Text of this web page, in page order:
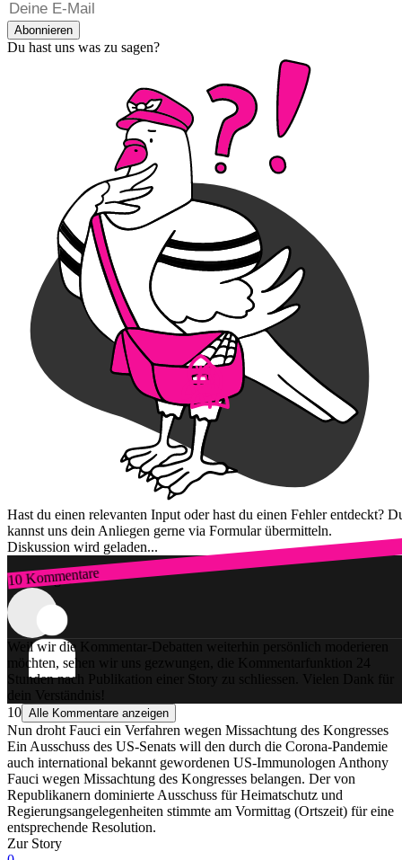
Abonnieren
Du hast uns was zu sagen?
Hast du einen relevanten Input oder hast du einen Fehler entdeckt?
kannst uns dein Anliegen gerne via Formular übermitteln.
Diskussion wird geladen...
10 Kommentare
Zum Login
Weil wir die Kommentar-Debatten weiterhin persönlich moderieren
möchten, sehen wir uns gezwungen, die Kommentarfunktion 24
Stunden nach Publikation einer Story zu schliessen. Vielen Dank für
dein Verständnis!
10 Alle Kommentare anzeigen
Nun droht Fauci ein Verfahren wegen Missachtung des Kongresses
Ein Ausschuss des US-Senats will den durch die Corona-Pandemie
auch international bekannt gewordenen US-Immunologen Anthony
Fauci wegen Missachtung des Kongresses belangen. Der von
Republikanern dominierte Ausschuss für Heimatschutz und
Regierungsangelegenheiten stimmte am Vormittag (Ortszeit) für eine
entsprechende Resolution.
Zur Story